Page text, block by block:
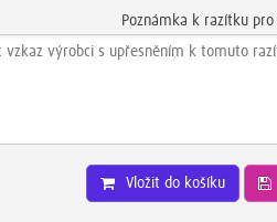
Poznámka k razítku
Vložit do košíku